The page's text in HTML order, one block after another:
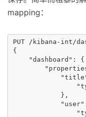
mapping：
PUT /kibana-int/
{
    "dashboard": {
            },